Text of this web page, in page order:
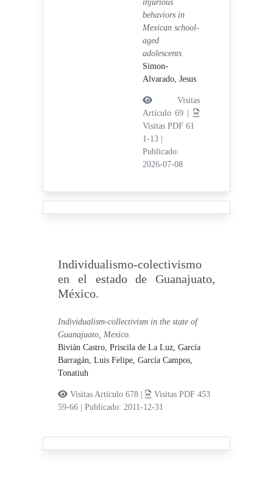
injurious
behaviors in
Mexican school-
aged
adolescents
Simon-
Alvarado, Jesus
Visitas
Artículo 69 |
Visitas PDF 61
1-13
Publicado:
2026-07-08
Individualismo-colectivismo
en el estado de Guanajuato,
México.
Individualism-collectivism in the state of
Guanajuato, Mexico.
Bivián Castro, Priscila de La Luz,García
Barragán, Luis Felipe,García Campos,
Tonatiuh
Visitas Artículo 678 |
Visitas PDF 453
59-66
|Publicado: 2011-12-31